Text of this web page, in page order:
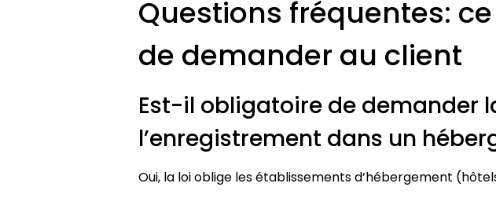
Questions fréquentes:
de demander au client
Est-il obligatoire de demander
l’enregistrement dans un
Oui, la loi oblige les établissements d’hébergement